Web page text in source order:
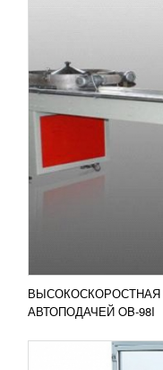
АВТОПОДАЧЕЙ OB-98I
UNLU AZZ 42-BF
УЗНАТЬ
используется для
Доступны разные